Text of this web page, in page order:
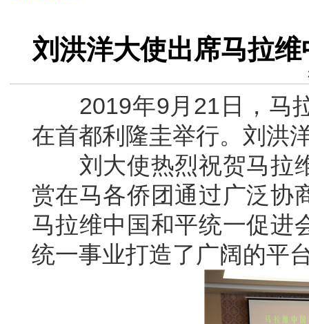
刘洪洋大使出席马拉
2019年9月21日，马拉
在首都利隆圭举行。刘洪
刘大使热烈祝贺马拉维
赏在马各侨团通过广泛协
马拉维中国和平统一促进
统一事业打造了广阔的平